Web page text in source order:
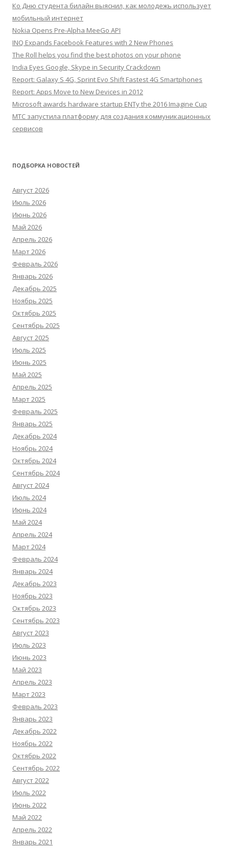
Ко Дню студента билайн выяснил, как молодежь использует
мобильный интернет
Nokia Opens Pre-Alpha MeeGo API
INQ Expands Facebook Features with 2 New Phones
The Roll helps you find the best photos on your phone
India Eyes Google, Skype in Security Crackdown
Report: Galaxy S 4G, Sprint Evo Shift Fastest 4G Smartphones
Report: Apps Move to New Devices in 2012
Microsoft awards hardware startup ENTy the 2016 Imagine Cup
МТС запустила платформу для создания коммуникационных
сервисов
ПОДБОРКА НОВОСТЕЙ
Август 2026
Июль 2026
Июнь 2026
Май 2026
Апрель 2026
Март 2026
Февраль 2026
Январь 2026
Декабрь 2025
Ноябрь 2025
Октябрь 2025
Сентябрь 2025
Август 2025
Июль 2025
Июнь 2025
Май 2025
Апрель 2025
Март 2025
Февраль 2025
Январь 2025
Декабрь 2024
Ноябрь 2024
Октябрь 2024
Сентябрь 2024
Август 2024
Июль 2024
Июнь 2024
Май 2024
Апрель 2024
Март 2024
Февраль 2024
Январь 2024
Декабрь 2023
Ноябрь 2023
Октябрь 2023
Сентябрь 2023
Август 2023
Июль 2023
Июнь 2023
Май 2023
Апрель 2023
Март 2023
Февраль 2023
Январь 2023
Декабрь 2022
Ноябрь 2022
Октябрь 2022
Сентябрь 2022
Август 2022
Июль 2022
Июнь 2022
Май 2022
Апрель 2022
Январь 2021